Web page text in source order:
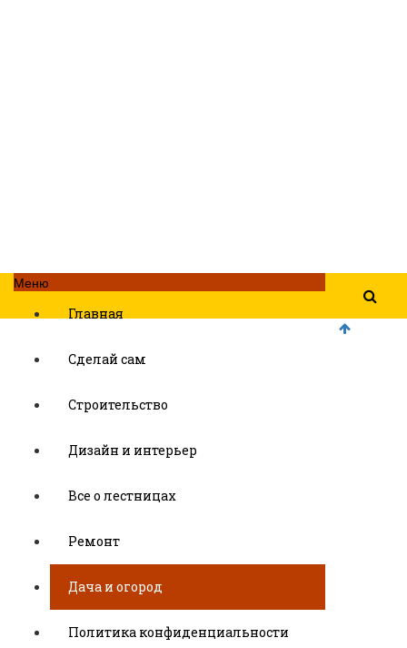
Меню
Главная
Сделай сам
Строительство
Дизайн и интерьер
Все о лестницах
Ремонт
Дача и огород
Политика конфиденциальности